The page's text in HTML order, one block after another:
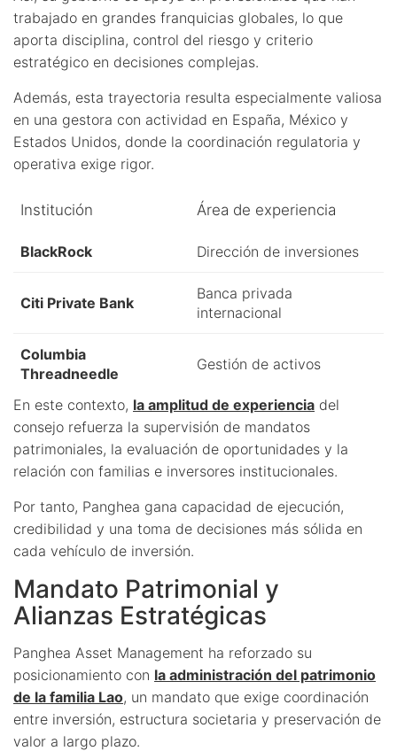
trabajado en grandes franquicias globales, lo que
aporta disciplina, control del riesgo y criterio
estratégico en decisiones complejas.
Además, esta trayectoria resulta especialmente valiosa
en una gestora con actividad en España, México y
Estados Unidos, donde la coordinación regulatoria y
operativa exige rigor.
Institución Área de experiencia
BlackRock Dirección de inversiones
Citi Private Bank
Banca privada
internacional
Columbia
Threadneedle
Gestión de activos
En este contexto, la amplitud de experiencia del
consejo refuerza la supervisión de mandatos
patrimoniales, la evaluación de oportunidades y la
relación con familias e inversores institucionales.
Por tanto, Panghea gana capacidad de ejecución,
credibilidad y una toma de decisiones más sólida en
cada vehículo de inversión.
Mandato Patrimonial y
Alianzas Estratégicas
Panghea Asset Management ha reforzado su
posicionamiento con la administración del patrimonio
de la familia Lao, un mandato que exige coordinación
entre inversión, estructura societaria y preservación de
valor a largo plazo.